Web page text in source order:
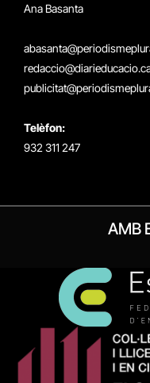
Ana Basanta
Telèfon:
932 311 247
AMB